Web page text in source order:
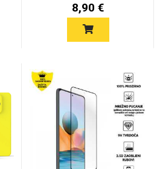
8,90 €
Unicorn kolekcija
staklo